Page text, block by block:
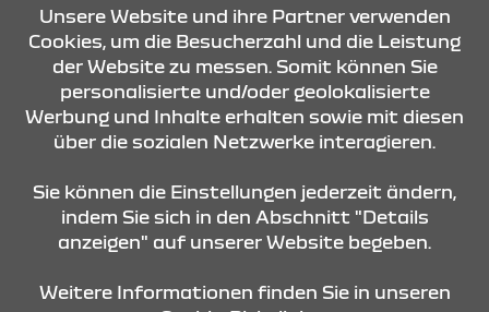
KONTAKT & ANFAHRT
ÖFFNUNGSZEITEN
STANDORTE
Unsere Website und ihre Partner verwenden
Cookies, um die Besucherzahl und die Leistung
der Website zu messen. Somit können Sie
personalisierte und/oder geolokalisierte
Werbung und Inhalte erhalten sowie mit diesen
über die sozialen Netzwerke interagieren.
Sie können die Einstellungen jederzeit ändern,
indem Sie sich in den Abschnitt "Details
anzeigen" auf unserer Website begeben.
Weitere Informationen finden Sie in unseren